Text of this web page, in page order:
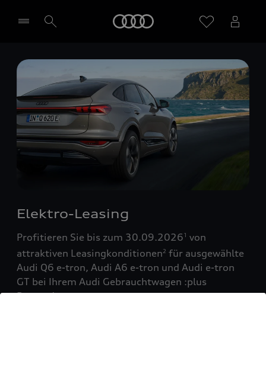
Händler wählen
Elektro-Leasing
Profitieren Sie bis zum 30.09.20261 von
attraktiven Leasingkonditionen2 für ausgewählte
Audi Q6 e-tron, Audi A6 e-tron und Audi e-tron
GT bei Ihrem Audi Gebrauchtwagen :plus
Partner!